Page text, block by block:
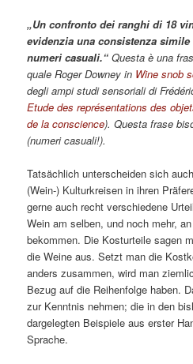
„Un confronto dei ranghi di 18
evidenzia una consistenza
numeri casuali.“Questa è una
quale Roger Downey in Wine snob
degli ampi studi sensoriali di
Etude des représentations des
de la conscience). Questa frase
(numeri casuali!).
Tatsächlich unterscheiden sich
(Wein-) Kulturkreisen in ihren
gerne auch recht verschiedene
Wein am selben, und noch mehr,
bekommen. Die Kosturteile sagen
die Weine aus. Setzt man die
anders zusammen, wird man
Bezug auf die Reihenfolge haben.
zur Kenntnis nehmen; die in den
dargelegten Beispiele aus erster
Sprache.